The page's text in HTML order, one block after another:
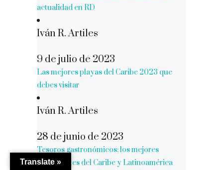
actualidad en RD
Iván R. Artiles
9 de julio de 2023
Las mejores playas del Caribe 2023 que
debes visitar
Iván R. Artiles
28 de junio de 2023
Tesoros gastronómicos: los mejores
restaurantes del Caribe y Latinoamérica
Translate »